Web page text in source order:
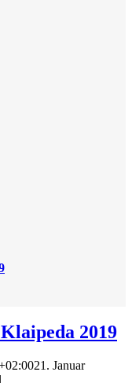
2019
21. Januar
|